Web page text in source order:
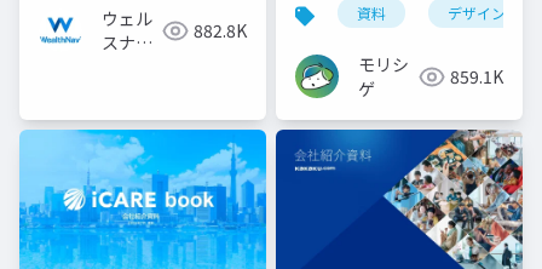
ウェル
スナビ
882.8K
資料 デザイン
モリシ
ゲ
859.1K